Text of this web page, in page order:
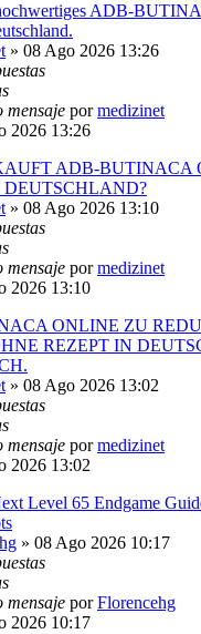
ADB-
» 08 Ago 2026 13:26
mensaje pormedizinet
2026 13:26
ADB-BUTINACA
DEUTSCHLAND?
» 08 Ago 2026 13:10
mensaje pormedizinet
2026 13:10
ONLINE ZU
REZEPT IN
» 08 Ago 2026 13:02
mensaje pormedizinet
2026 13:02
Level 65 Endgame
» 08 Ago 2026 10:17
mensaje porFlorencehg
2026 10:17